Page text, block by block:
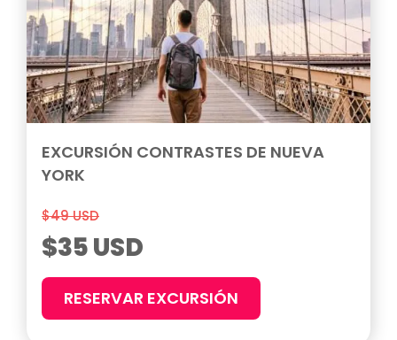
EXCURSIÓN CONTRASTES DE NUEVA
YORK
$49 USD
$35 USD
RESERVAR EXCURSIÓN